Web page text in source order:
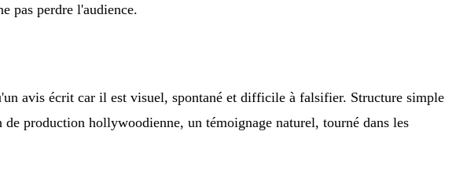
pas perdre l'audience.
avis écrit car il est visuel, spontané et difficile à falsifier. Structure simple
production hollywoodienne, un témoignage naturel, tourné dans les